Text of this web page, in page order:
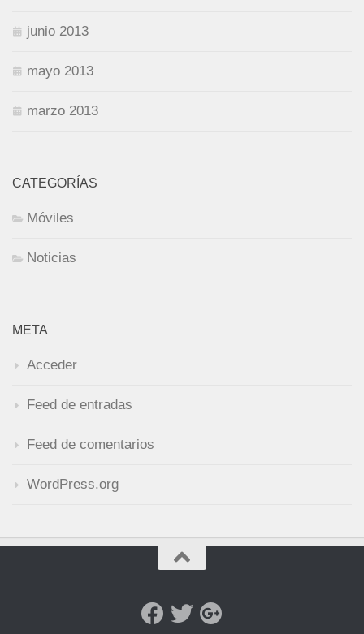
junio 2013
mayo 2013
marzo 2013
CATEGORÍAS
Móviles
Noticias
META
Acceder
Feed de entradas
Feed de comentarios
WordPress.org